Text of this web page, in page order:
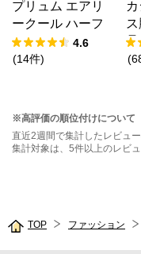
プリュム エアリ
ークール ハーフ
バックショーツ
4.6
(14件)
(
※高評価の順位付けについて
直近2週間で集計したレビュ
集計対象は、5件以上のレビ
TOP ファッション